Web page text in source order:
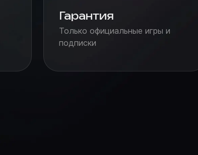
Гарантия
Только официальные игры и
подписки